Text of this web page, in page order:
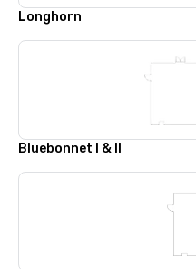
Longhorn
Bluebonnet I & II